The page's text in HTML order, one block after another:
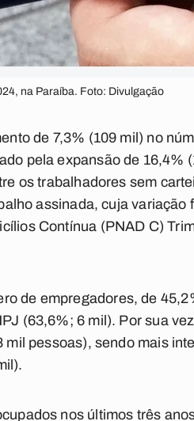
na Paraíba. Foto: Divulgação
de 7,3% (109 mil) no
pela expansão de 16,4%
os trabalhadores sem
assinada, cuja variação
Contínua (PNAD C)
de empregadores, de
(63,6%; 6 mil). Por sua
pessoas), sendo mais
nos últimos três